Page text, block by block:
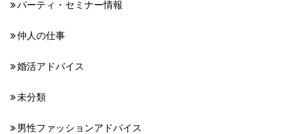
パーティ・セミナー情報
仲人の仕事
婚活アドバイス
未分類
男性ファッションアドバイス